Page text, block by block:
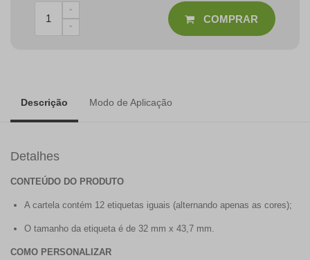
COMPRAR
Descrição Modo de Aplicação
Detalhes
CONTEÚDO DO PRODUTO
A cartela contém 12 etiquetas iguais (alternando apenas as cores);
O tamanho da etiqueta é de 32 mm x 43,7 mm.
COMO PERSONALIZAR